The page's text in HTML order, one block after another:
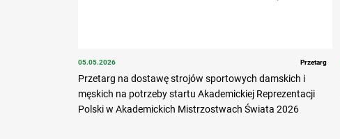
05.05.2026 Przetarg
Przetarg na dostawę strojów sportowych damskich i
męskich na potrzeby startu Akademickiej Reprezentacji
Polski w Akademickich Mistrzostwach Świata 2026